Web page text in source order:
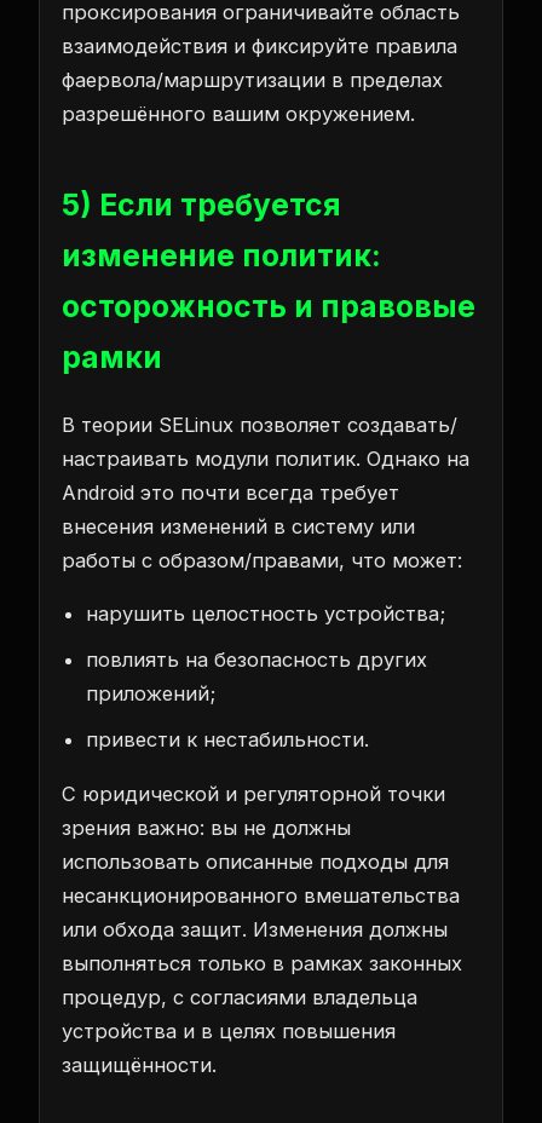
проксирования ограничивайте область
взаимодействия и фиксируйте правила
фаервола/маршрутизации в пределах
разрешённого вашим окружением.
5) Если требуется
изменение политик:
осторожность и правовые
рамки
В теории SELinux позволяет создавать/
настраивать модули политик. Однако на
Android это почти всегда требует
внесения изменений в систему или
работы с образом/правами, что может:
нарушить целостность устройства;
повлиять на безопасность других
приложений;
привести к нестабильности.
С юридической и регуляторной точки
зрения важно: вы не должны
использовать описанные подходы для
несанкционированного вмешательства
или обхода защит. Изменения должны
выполняться только в рамках законных
процедур, с согласиями владельца
устройства и в целях повышения
защищённости.